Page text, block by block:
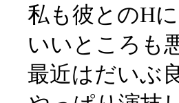
私も彼とのH
いいところも
最近はだいぶ